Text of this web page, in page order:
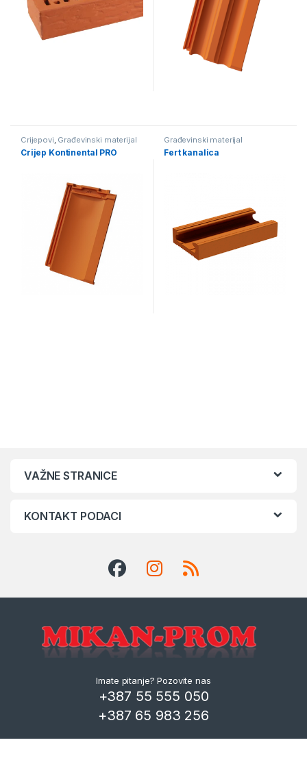
Crijepovi, Građevinski materijal
Crijep Kontinental PRO
Građevinski materijal
Fert kanalica
VAŽNE STRANICE
KONTAKT PODACI
Imate pitanje? Pozovite nas
+387 55 555 050
+387 65 983 256